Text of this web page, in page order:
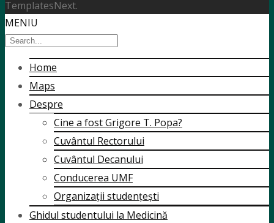
TemplatesNext.
MENIU
Home
Maps
Despre
Cine a fost Grigore T. Popa?
Cuvântul Rectorului
Cuvântul Decanului
Conducerea UMF
Organizații studențești
Ghidul studentului la Medicină